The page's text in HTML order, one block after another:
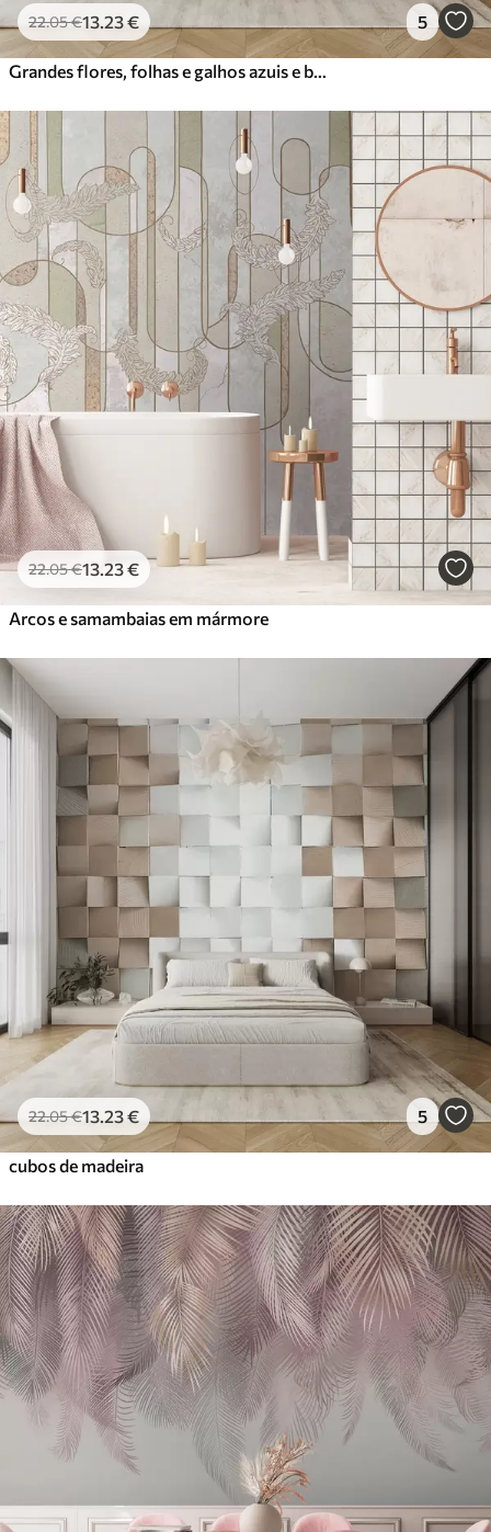
22.05€13 .23€ 5
22.05€13 .23€
Arcos e samambaias em mármore
22.05€13 .23€ 5
cubos de madeira